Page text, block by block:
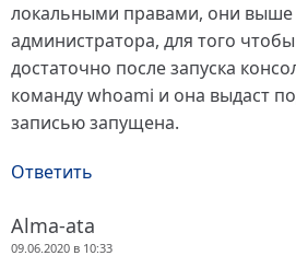
локальными правами, они выше
администратора, для того
достаточно после запуска
команду whoami и она выдаст
записью запущена.
Ответить
Alma-ata
09.06.2020 в 10:33